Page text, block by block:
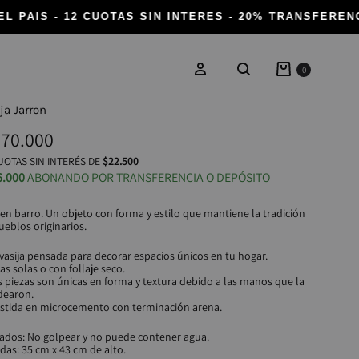
Ingresar
Buscar
Carrito
0
Jarron
SIN INTERÉS DE $22.500
ABONANDO POR TRANSFERENCIA O DEPÓSITO
barro. Un objeto con forma y estilo que mantiene la tradición
originarios.
pensada para decorar espacios únicos en tu hogar.
solas o con follaje seco.
piezas son únicas en forma y textura debido a las manos que la
en microcemento con terminación arena.
No golpear y no puede contener agua.
35 cm x 43 cm de alto.
- 12 CUOTAS SIN INTERES - 20%